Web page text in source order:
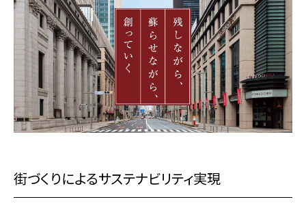
街づくりによるサステナビリティ実現